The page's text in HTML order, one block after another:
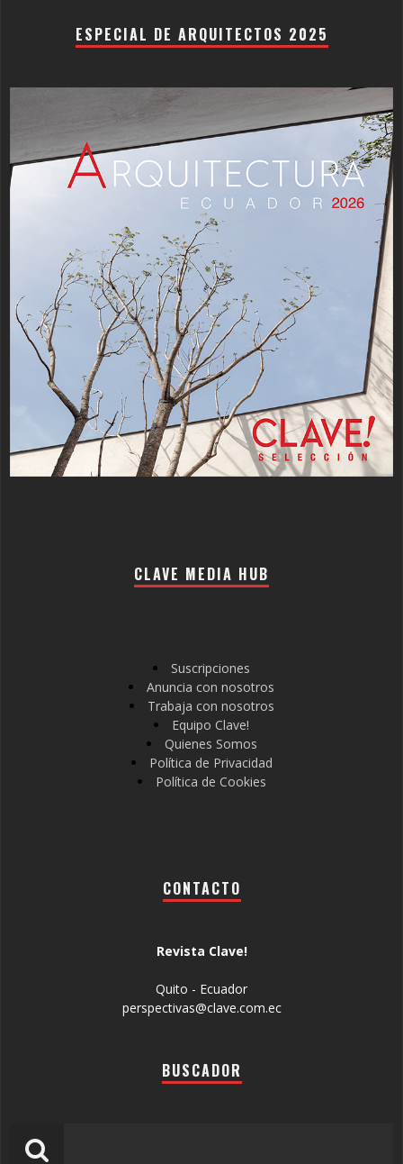
ESPECIAL DE ARQUITECTOS 2025
CLAVE MEDIA HUB
Suscripciones
Anuncia con nosotros
Trabaja con nosotros
Equipo Clave!
Quienes Somos
Política de Privacidad
Política de Cookies
CONTACTO
Revista Clave!
Quito - Ecuador
perspectivas@clave.com.ec
BUSCADOR